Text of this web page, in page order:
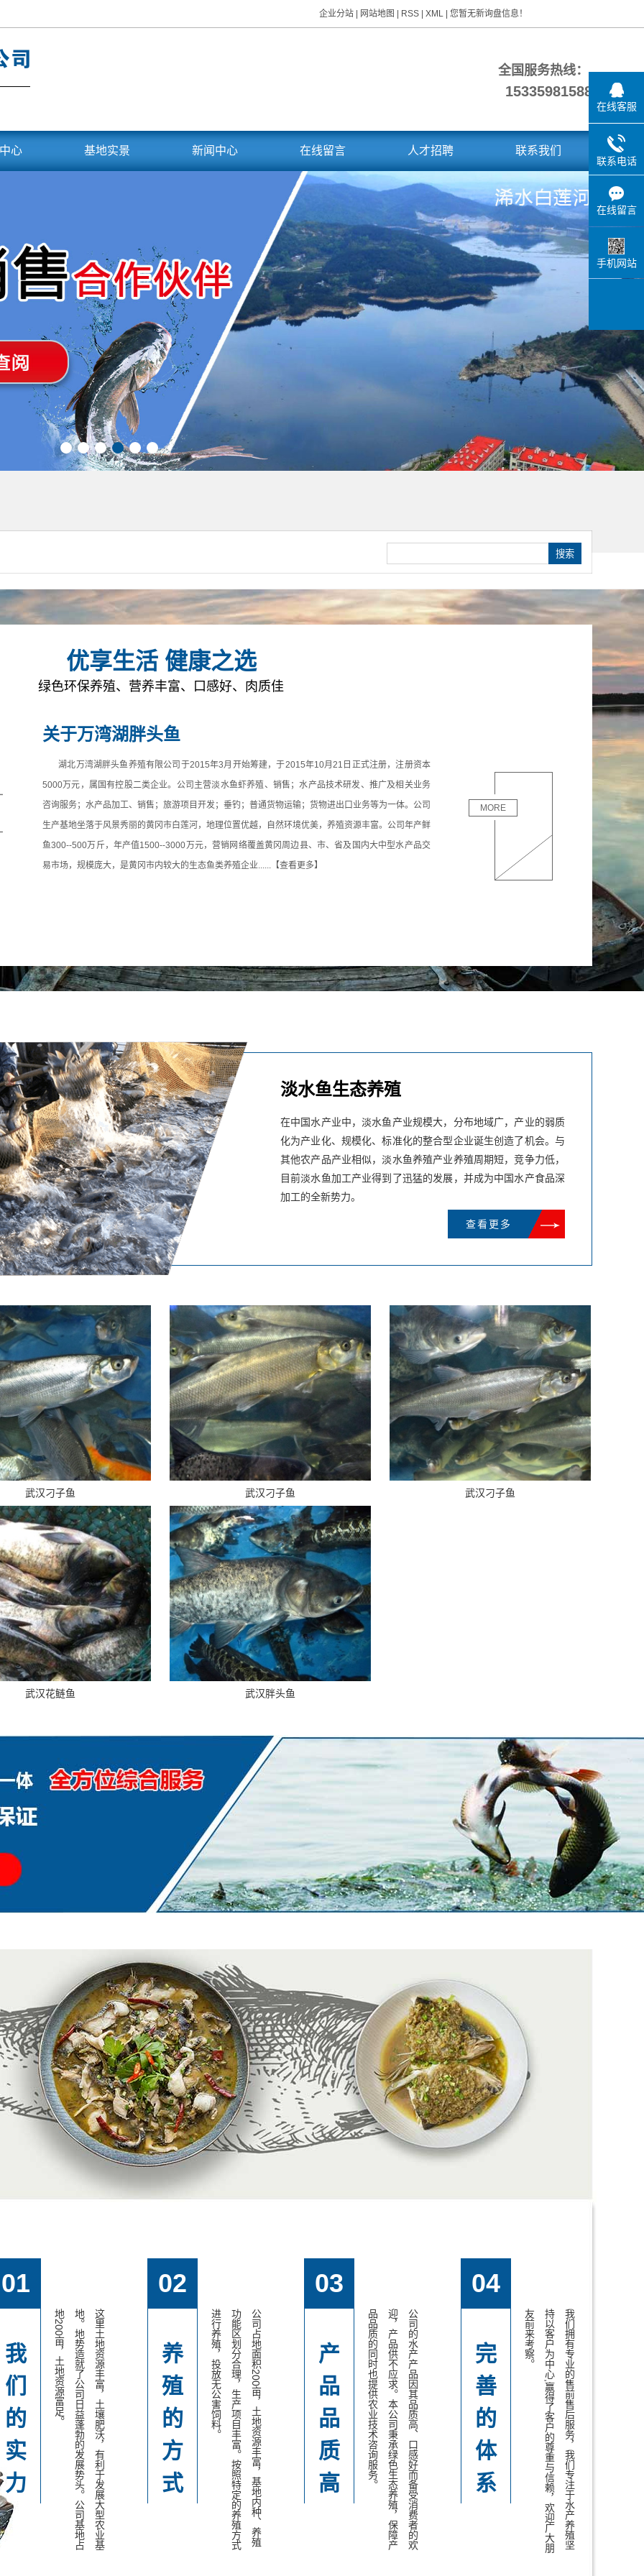
企业分站 网站地图 RSS XML 您暂无新询盘信息！
全国服务热线：
15335981588
心
鲢鱼
翅
基地实景 新闻中心
常见问题
在线留言 人才招聘 联系我们
3 4 6
优享生活 健康之选
绿色环保养殖、营养丰富、口感好、肉质佳
关于万湾湖胖头鱼
湖北万湾湖胖头鱼养殖有限公司于2015年3月开始筹建，于2015年10月21日正式注册，注册资本
5000万元，属国有控股二类企业。公司主营淡水鱼虾养殖、销售；水产品技术研发、推广及相关业务
咨询服务；水产品加工、销售；旅游项目开发；垂钓；普通货物运输；货物进出口业务等为一体。公司
生产基地坐落于风景秀丽的黄冈市白莲河，地理位置优越，自然环境优美，养殖资源丰富。公司年产鲜
鱼300--500万斤，年产值1500--3000万元，营销网络覆盖黄冈周边县、市、省及国内大中型水产品交
易市场，规模庞大，是黄冈市内较大的生态鱼类养殖企业......
【查看更多】
MORE
淡水鱼生态养殖
在中国水产业中，淡水鱼产业规模大，分布地域广，产业的弱质
化为产业化、规模化、标准化的整合型企业诞生创造了机会。与
其他农产品产业相似，淡水鱼养殖产业养殖周期短，竞争力低，
目前淡水鱼加工产业得到了迅猛的发展，并成为中国水产食品深
加工的全新势力。
查看更多
武汉刁子鱼 武汉刁子鱼 武汉刁子鱼
武汉花鲢鱼 武汉胖头鱼
01
我
们
的
实
力
这
里
土
地
资
源
丰
富
，
土
壤
肥
沃
，
有
利
于
发
展
大
型
农
业
基
地
。
地
势
造
就
了
公
司
日
益
蓬
勃
的
发
展
势
头
。
公
司
基
地
占
地
2
0
0
亩
，
土
地
资
源
富
足
。
02
养
殖
的
方
式
公
司
占
地
面
积
2
0
0
亩
，
土
地
资
源
丰
富
，
基
地
内
种
、
养
殖
功
能
区
划
分
合
理
，
生
产
项
目
丰
富
。
按
照
特
定
的
养
殖
方
式
进
行
养
殖
，
投
放
无
公
害
饲
料
。
03
产
品
品
质
高
公
司
的
水
产
产
品
因
其
品
质
高
、
口
感
好
而
备
受
消
费
者
的
欢
迎
，
产
品
供
不
应
求
。
本
公
司
秉
承
绿
色
生
态
养
殖
，
保
障
产
品
品
质
的
同
时
也
提
供
农
业
技
术
咨
询
服
务
。
04
完
善
的
体
系
我
们
拥
有
专
业
的
售
前
售
后
服
务
，
我
们
专
注
于
水
产
养
殖
坚
持
以
客
户
为
中
心
,
赢
得
了
客
户
的
尊
重
与
信
赖
，
欢
迎
广
大
朋
友
前
来
考
察
。
在线客服
联系电话
在线留言
手机网站